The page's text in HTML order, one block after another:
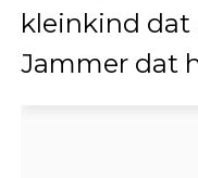
kleinkind dat
Jammer dat